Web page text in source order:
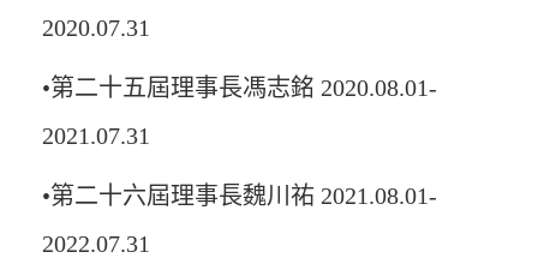
2020.07.31
•第二十五屆理事長馮志銘 2020.08.01-
2021.07.31
•第二十六屆理事長魏川祐 2021.08.01-
2022.07.31